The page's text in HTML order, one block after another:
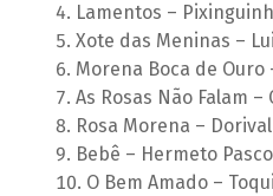
Lamentos –
Xote das Meninas –
Morena Boca de Ouro
As Rosas Não Falam –
Rosa Morena –
Bebê – Hermeto
O Bem Amado –